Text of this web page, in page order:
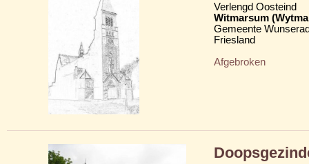
Verlengd Oosteind
Witmarsum
Gemeente
Friesland
Afgebroken